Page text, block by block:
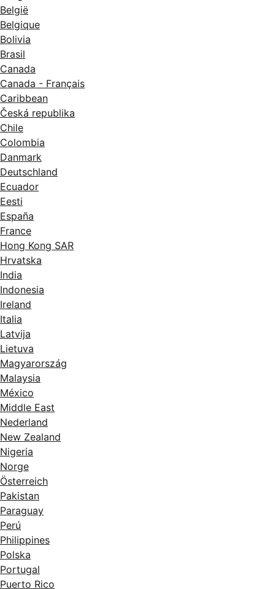
België
Belgique
Bolivia
Brasil
Canada
Canada - Français
Caribbean
Česká republika
Chile
Colombia
Danmark
Deutschland
Ecuador
Eesti
España
France
Hong Kong SAR
Hrvatska
India
Indonesia
Ireland
Italia
Latvija
Lietuva
Magyarország
Malaysia
México
Middle East
Nederland
New Zealand
Nigeria
Norge
Österreich
Pakistan
Paraguay
Perú
Philippines
Polska
Portugal
Puerto Rico